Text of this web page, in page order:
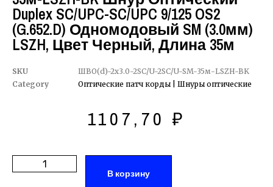
Duplex SC/UPC-SC/UPC 9/125 OS2
(G.652.D) Одномодовый SM (3.0мм)
LSZH, Цвет Черный, Длина 35м
SKU
ШВО(d)-2х3.0-2SC/U-2SC/U-SM-35м-LSZH-BK
Category
Оптические патч корды | Шнуры оптические
1107,70 ₽
В корзину